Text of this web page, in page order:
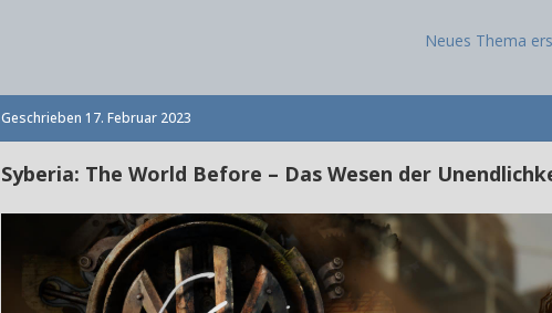
Neues Thema
Geschrieben 17. Februar 2023
Syberia: The World Before – Das Wesen der